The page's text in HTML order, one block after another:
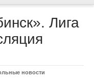
Лига
новости